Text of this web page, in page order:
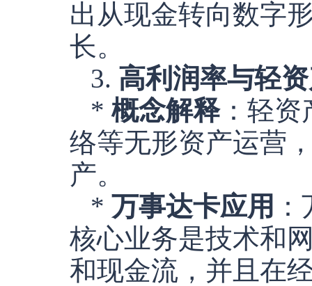
出从现金转向数字
长。
3. 高利润率与轻
* 概念解释：轻资
络等无形资产运营
产。
* 万事达卡应用
核心业务是技术和
和现金流，并且在